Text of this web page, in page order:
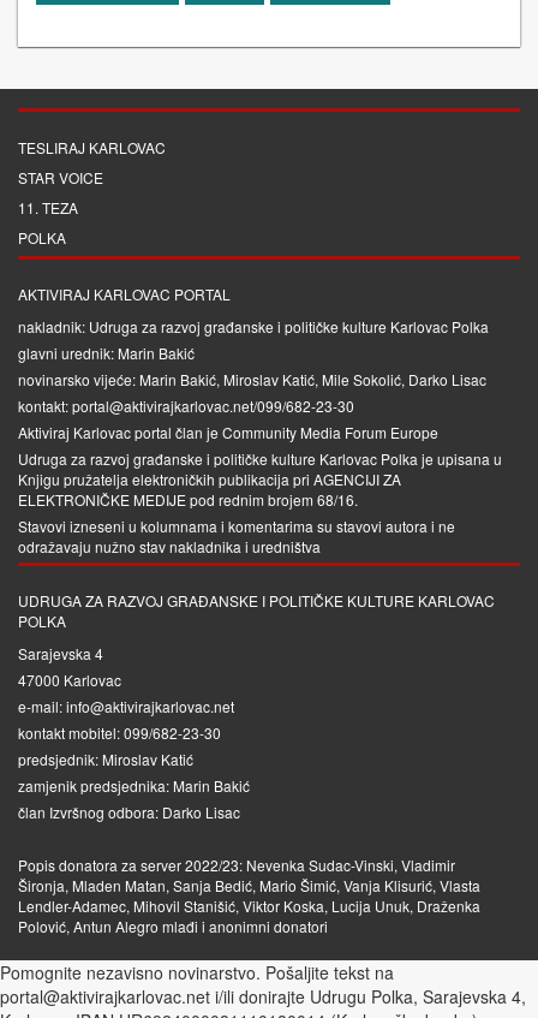
TESLIRAJ KARLOVAC
STAR VOICE
11. TEZA
POLKA
AKTIVIRAJ KARLOVAC PORTAL
nakladnik: Udruga za razvoj građanske i političke kulture Karlovac Polka
glavni urednik: Marin Bakić
novinarsko vijeće: Marin Bakić, Miroslav Katić, Mile Sokolić, Darko Lisac
kontakt: portal@aktivirajkarlovac.net/099/682-23-30
Aktiviraj Karlovac portal član je Community Media Forum Europe
Udruga za razvoj građanske i političke kulture Karlovac Polka je upisana u
Knjigu pružatelja elektroničkih publikacija pri AGENCIJI ZA
ELEKTRONIČKE MEDIJEpod rednim brojem 68/16.
Stavovi izneseni u kolumnama i komentarima su stavovi autora i ne
odražavaju nužno stav nakladnika i uredništva
UDRUGA ZA RAZVOJ GRAĐANSKE I POLITIČKE KULTURE KARLOVAC
POLKA
Sarajevska 4
47000 Karlovac
e-mail: info@aktivirajkarlovac.net
kontakt mobitel: 099/682-23-30
predsjednik: Miroslav Katić
zamjenik predsjednika: Marin Bakić
član Izvršnog odbora: Darko Lisac
Popis donatora za server 2022/23: Nevenka Sudac-Vinski, Vladimir
Šironja, Mladen Matan, Sanja Bedić, Mario Šimić, Vanja Klisurić, Vlasta
Lendler-Adamec, Mihovil Stanišić, Viktor Koska, Lucija Unuk, Draženka
Polović, Antun Alegro mlađi i anonimni donatori
Pomognite nezavisno novinarstvo. Pošaljite tekst na
portal@aktivirajkarlovac.net i/ili donirajte Udrugu Polka, Sarajevska 4,